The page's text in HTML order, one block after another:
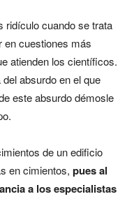
ridículo cuando se trata
en cuestiones más
atienden los científicos.
absurdo en el que
este absurdo démosle
de un edificio
en cimientos, pues al
a los especialistas